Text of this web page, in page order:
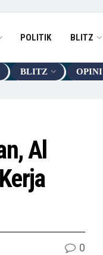
POLITIK BLITZ
BLITZ OPINI
Al
0